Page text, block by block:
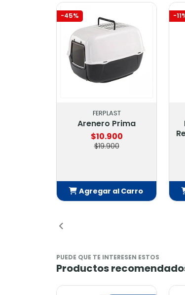
-45%
FERPLAST
Arenero Prima
$10.900
$19.900
Agregar al Carro
-
PUEDE QUE TE INTERESEN ESTOS
Productos